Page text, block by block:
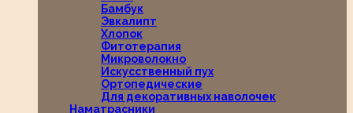
Бамбук
Эвкалипт
Хлопок
Фитотерапия
Микроволокно
Искусственный пух
Ортопедические
Для декоративных наволочек
Наматрасники